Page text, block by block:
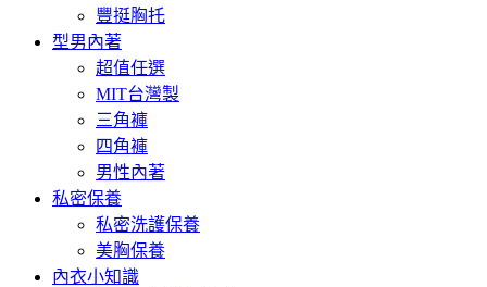
豐挺胸托
型男內著
超值任選
MIT台灣製
三角褲
四角褲
男性內著
私密保養
私密洗護保養
美胸保養
內衣小知識